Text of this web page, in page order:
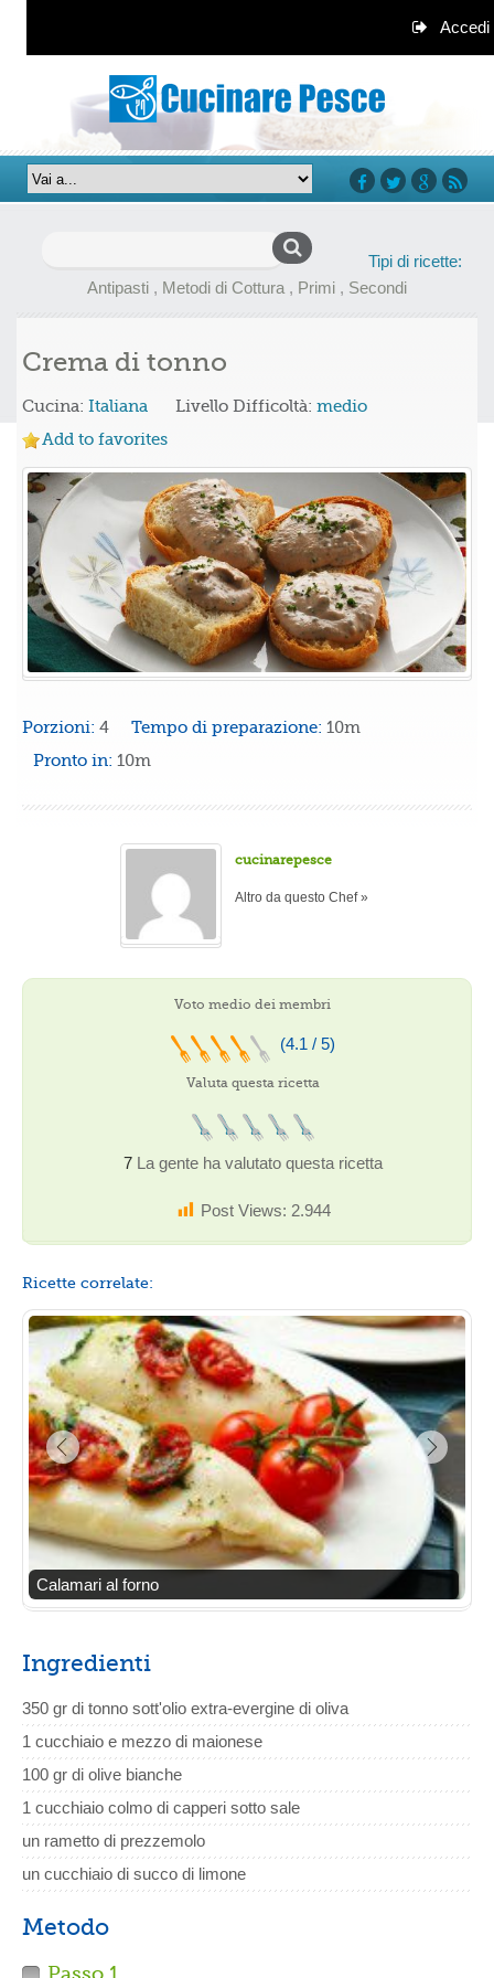
Accedi
Tipi di ricette:
Antipasti , Metodi di Cottura , Primi , Secondi
Crema di tonno
Cucina: Italiana Livello Difficoltà: medio
Add to favorites
Porzioni: 4 Tempo di preparazione: 10m
Pronto in: 10m
cucinarepesce
Altro da questo Chef »
Voto medio dei membri
(4.1 / 5)
Valuta questa ricetta
7 La gente ha valutato questa ricetta
Post Views: 2.944
Ricette correlate:
Calamari al forno
Ingredienti
350 gr di tonno sott'olio extra-evergine di oliva
1 cucchiaio e mezzo di maionese
100 gr di olive bianche
1 cucchiaio colmo di capperi sotto sale
un rametto di prezzemolo
un cucchiaio di succo di limone
Metodo